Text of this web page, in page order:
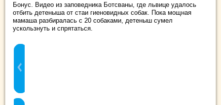
Бонус. Видео из заповедника Ботсваны, где львице удалось
отбить детеныша от стаи гиеновидных собак. Пока мощная
мамаша разбиралась с 20 собаками, детеныш сумел
ускользнуть и спрятаться.